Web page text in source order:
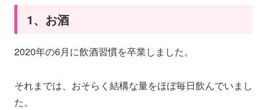
1、お酒
2020年の6月に飲酒習慣を卒業しました。
それまでは、おそらく結構な量をほぼ毎日飲んでいまし
た。